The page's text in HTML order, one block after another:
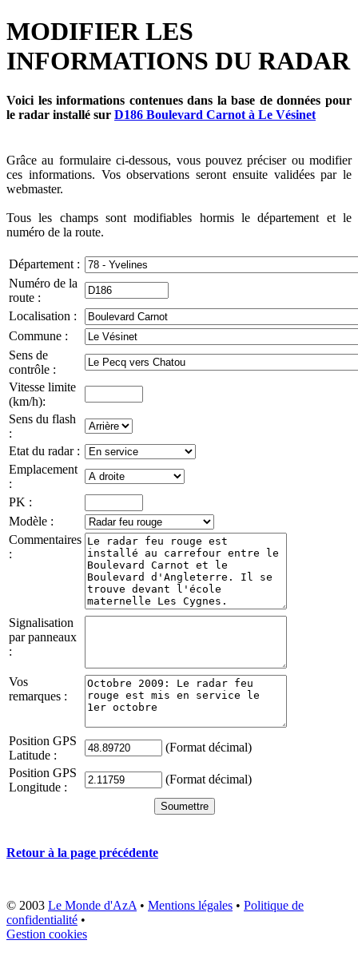
MODIFIER LES
INFORMATIONS DU RADAR
Voici les informations contenues dans la base de données pour
le radar installé sur D186 Boulevard Carnot à Le Vésinet
Grâce au formulaire ci-dessous, vous pouvez préciser ou modifier
ces informations. Vos observations seront ensuite validées par le
webmaster.
Tous les champs sont modifiables hormis le département et le
numéro de la route.
Département :
Numéro de la
route :
Localisation :
Commune :
Sens de
contrôle :
Vitesse limite
(km/h):
Sens du flash
:
Etat du radar :
Emplacement
:
PK :
Modèle :
Commentaires
:
Signalisation
par panneaux
:
Vos
remarques :
Position GPS
Latitude :
(Format décimal)
Position GPS
Longitude :
(Format décimal)
Retour à la page précédente
© 2003 Le Monde d'AzA • Mentions légales • Politique de
confidentialité •
Gestion cookies